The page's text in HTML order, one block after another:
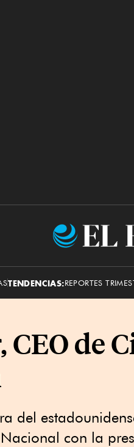
TENDENCIAS:REPORTES
CEO de
del
con la